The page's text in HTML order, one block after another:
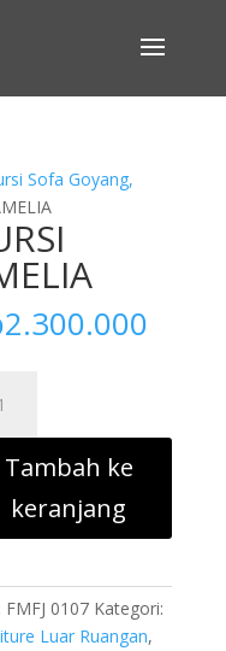
Sofa Goyang,
2.300.000
Tambah ke
keranjang
FMFJ 0107 Kategori:
Luar Ruangan,